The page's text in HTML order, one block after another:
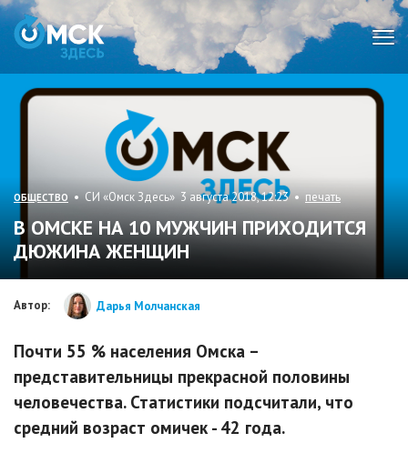
ОБЩЕСТВО • СИ «Омск Здесь» 3 августа 2018, 12:23 • печать
В ОМСКЕ НА 10 МУЖЧИН ПРИХОДИТСЯ
ДЮЖИНА ЖЕНЩИН
Автор: Дарья Молчанская
Почти 55 % населения Омска –
представительницы прекрасной половины
человечества. Статистики подсчитали, что
средний возраст омичек - 42 года.